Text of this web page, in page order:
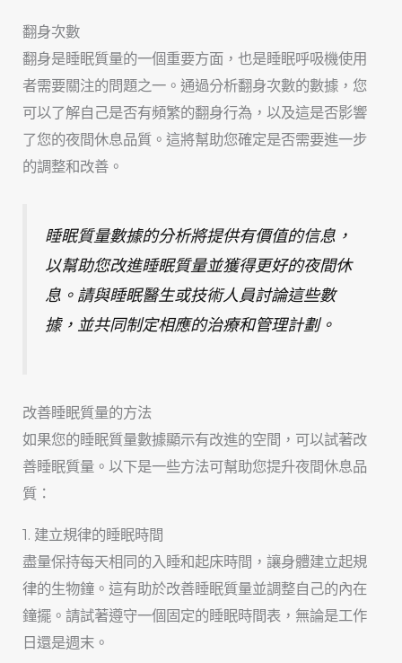
翻身次數
翻身是睡眠質量的一個重要方面，也是睡眠呼吸機使用
者需要關注的問題之一。通過分析翻身次數的數據，您
可以了解自己是否有頻繁的翻身行為，以及這是否影響
了您的夜間休息品質。這將幫助您確定是否需要進一步
的調整和改善。
睡眠質量數據的分析將提供有價值的信息，
以幫助您改進睡眠質量並獲得更好的夜間休
息。請與睡眠醫生或技術人員討論這些數
據，並共同制定相應的治療和管理計劃。
改善睡眠質量的方法
如果您的睡眠質量數據顯示有改進的空間，可以試著改
善睡眠質量。以下是一些方法可幫助您提升夜間休息品
質：
1. 建立規律的睡眠時間
盡量保持每天相同的入睡和起床時間，讓身體建立起規
律的生物鐘。這有助於改善睡眠質量並調整自己的內在
鐘擺。請試著遵守一個固定的睡眠時間表，無論是工作
日還是週末。